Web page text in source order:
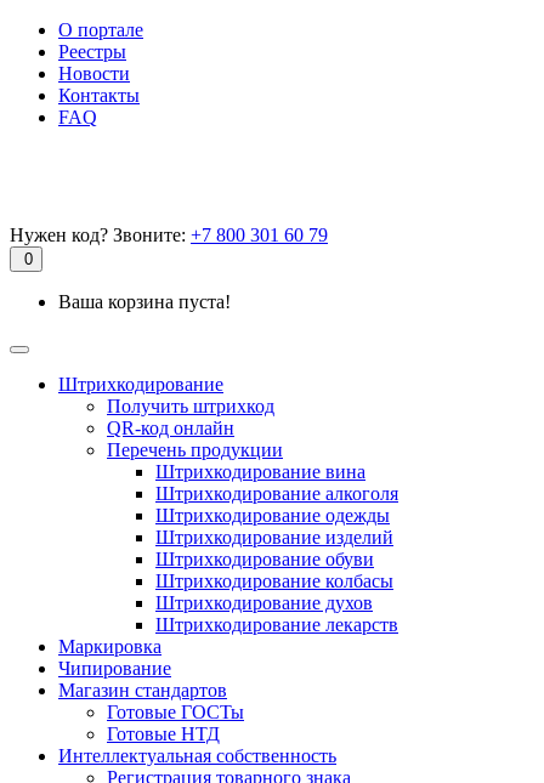
О портале
Реестры
Новости
Контакты
FAQ
Нужен код? Звоните: +7 800 301 60 79
0
Ваша корзина пуста!
Штрихкодирование
Получить штрихкод
QR-код онлайн
Перечень продукции
Штрихкодирование вина
Штрихкодирование алкоголя
Штрихкодирование одежды
Штрихкодирование изделий
Штрихкодирование обуви
Штрихкодирование колбасы
Штрихкодирование духов
Штрихкодирование лекарств
Маркировка
Чипирование
Магазин стандартов
Готовые ГОСТы
Готовые НТД
Интеллектуальная собственность
Регистрация товарного знака